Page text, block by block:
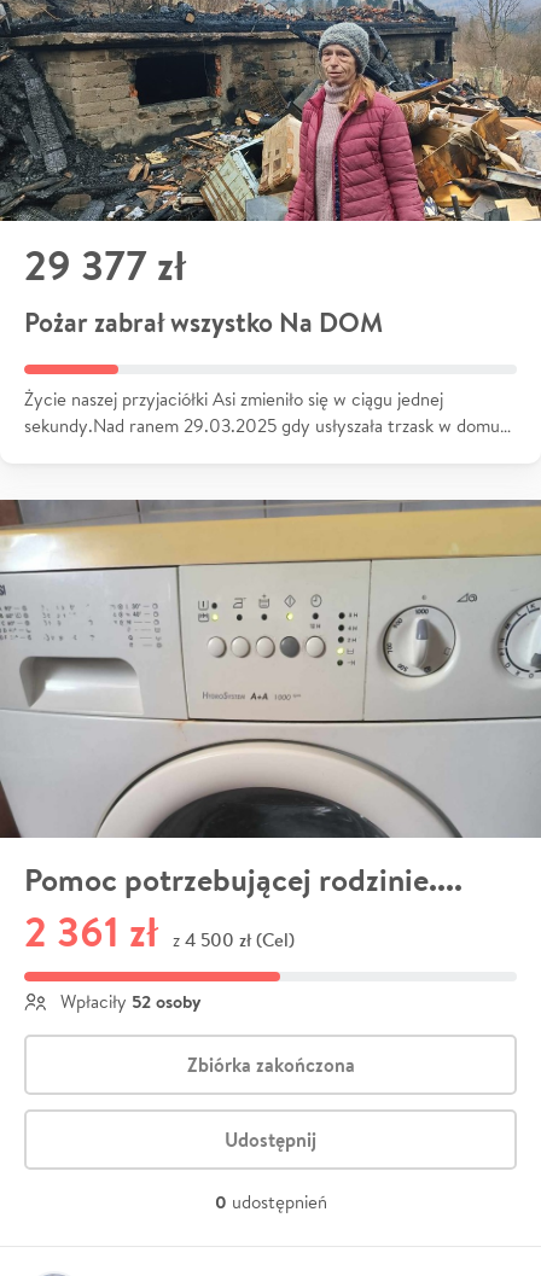
29 377 zł
Pożar zabrał wszystko Na DOM
Życie naszej przyjaciółki Asi zmieniło się w ciągu jednej
sekundy.Nad ranem 29.03.2025 gdy usłyszała trzask w domu…
Pomoc potrzebującej rodzinie....
2 361 zł z 4 500 zł (Cel)
Wpłaciły 52 osoby
Zbiórka zakończona
Udostępnij
0 udostępnień